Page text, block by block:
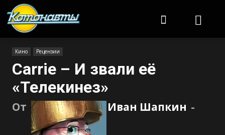
Кино Рецензии
Carrie – И звали её
«Телекинез»
От Иван Шапкин -